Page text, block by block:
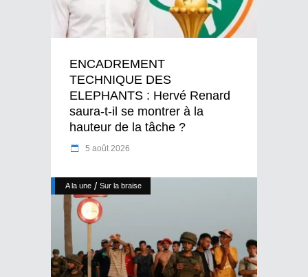
ENCADREMENT
TECHNIQUE DES
ELEPHANTS : Hervé Renard
saura-t-il se montrer à la
hauteur de la tâche ?
5 août 2026
A la une / Sur la braise